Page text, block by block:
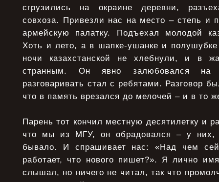
сгрузились на окраине деревни,
совхоза. Привезли нас на место – степь и
армейскую палатку. Подъехал молодой
Хоть и лето, а в шапке-ушанке и
ночи казахстанской не хлебнули, и в
странным. Он явно залюбовался
разговаривать стал с ребятами. Разговор
что в память врезался до мелочей – и в то
Парень тот кончил местную десятилетку и
что мы из МГУ, он обрадовался – у них,
бывало. И спрашивает нас: «Над чем
работает, что нового пишет?». Я лично
слышал, но ничего не читал, так что